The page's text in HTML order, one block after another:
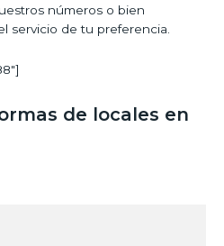
números o bien
servicio de tu preferencia.
de locales en